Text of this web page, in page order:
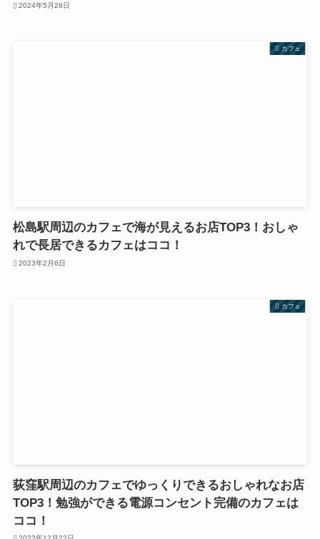
2024年5月28日
カフェ
松島駅周辺のカフェで海が見えるお店TOP3！おしゃ
れで長居できるカフェはココ！
2023年2月6日
カフェ
荻窪駅周辺のカフェでゆっくりできるおしゃれなお店
TOP3！勉強ができる電源コンセント完備のカフェは
ココ！